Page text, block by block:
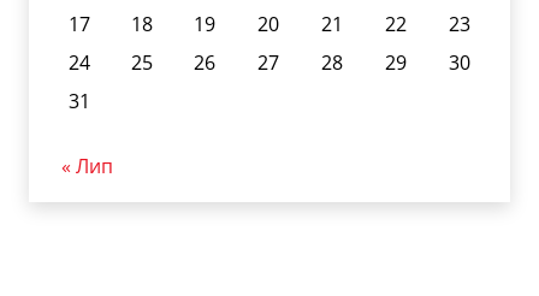
17
18 19 20 21 22
23
24
25 26 27 28 29
30
31
« Лип